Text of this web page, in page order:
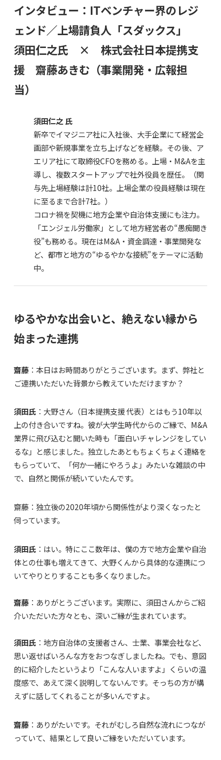
インタビュー： ITベンチャー界のレジ
ェンド／上場請負人「スダックス」
須田仁之氏 × 株式会社日本提携支
援 齋藤あきむ（事業開発・広報担
当）
須田仁之 氏
新卒でイマジニア社に入社後、大手企業にて経営企
画部や新規事業を立ち上げなどを経験。その後、ア
エリア社にて取締役CFOを務める。上場・M&Aを主
導し、複数スタートアップで社外役員を歴任。（関
与先上場経験は計10社。上場企業の役員経験は現在
に至るまで合計7社。）
コロナ禍を契機に地方企業や自治体支援にも注力。
「エンジェル労働家」として地方経営者の“愚痴聞き
役”も務める。現在はM&A・資金調達・事業開発な
ど、都市と地方の“ゆるやかな接続”をテーマに活動
中。
ゆるやかな出会いと、絶えない縁から
始まった連携
齋藤 ：本日はお時間ありがとうございます。まず、弊社と
ご連携いただいた背景から教えていただけますか？
須田氏 ：大野さん（日本提携支援 代表）とはもう10年以
上の付き合いですね。彼が大学生時代からのご縁で、M&A
業界に飛び込むと聞いた時も「面白いチャレンジをしてい
るな」と感じました。独立したあともちょくちょく連絡を
もらっていて、「何か一緒にやろうよ」みたいな雑談の中
で、自然と関係が続いていたんです。
齋藤：独立後の2020年頃から関係性がより深くなったと
伺っています。
須田氏 ：はい。特にここ数年は、僕の方で地方企業や自治
体との仕事も増えてきて、大野くんから具体的な連携につ
いてやりとりすることも多くなりました。
齋藤 ：ありがとうございます。実際に、須田さんからご紹
介いただいた方々とも、深いご縁が生まれています。
須田氏 ：地方自治体の支援者さん、士業、事業会社など、
思い返せばいろんな方をおつなぎしましたね。でも、意図
的に紹介したというより「こんな人いますよ」くらいの温
度感で、あえて深く説明してないんです。そっちの方が構
えずに話してくれることが多いんですよ。
齋藤 ：ありがたいです。それがむしろ自然な流れにつなが
っていて、結果として良いご縁をいただいています。